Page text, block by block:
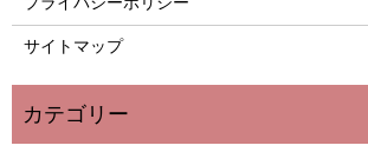
サイトマップ